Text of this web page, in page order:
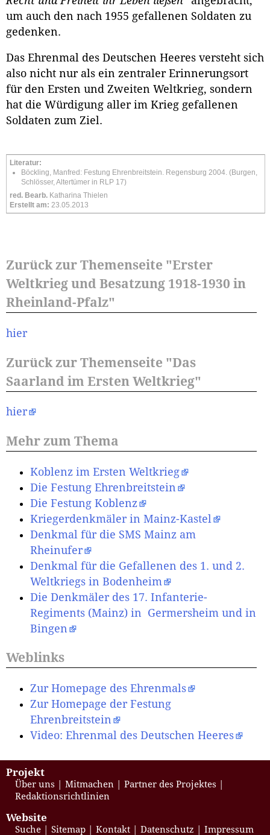
um auch den nach 1955 gefallenen Soldaten zu
gedenken.
Das Ehrenmal des Deutschen Heeres versteht sich
also nicht nur als ein zentraler Erinnerungsort
für den Ersten und Zweiten Weltkrieg, sondern
hat die Würdigung aller im Krieg gefallenen
Soldaten zum Ziel.
Literatur:
Böckling, Manfred: Festung Ehrenbreitstein. Regensburg 2004. (Burgen,
Schlösser, Altertümer in RLP 17)
red. Bearb. Katharina Thielen
Erstellt am: 23.05.2013
Zurück zur Themenseite "Erster
Weltkrieg und Besatzung 1918-1930 in
Rheinland-Pfalz"
hier
Zurück zur Themenseite "Das
Saarland im Ersten Weltkrieg"
hier
Mehr zum Thema
Koblenz im Ersten Weltkrieg
Die Festung Ehrenbreitstein
Die Festung Koblenz
Kriegerdenkmäler in Mainz-Kastel
Denkmal für die SMS Mainz am
Rheinufer
Denkmal für die Gefallenen des 1. und 2.
Weltkriegs in Bodenheim
Die Denkmäler des 17. Infanterie-
Regiments (Mainz) in Germersheim und in
Bingen
Weblinks
Zur Homepage des Ehrenmals
Zur Homepage der Festung
Ehrenbreitstein
Video: Ehrenmal des Deutschen Heeres
Projekt
Über uns Mitmachen
Partner des Projektes
Redaktionsrichtlinien
Website
Suche Sitemap Kontakt Datenschutz Impressum